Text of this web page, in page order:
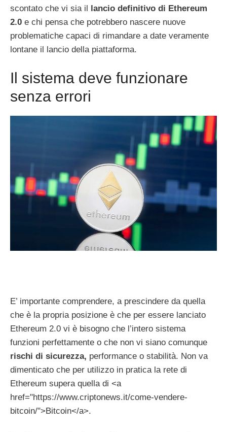
scontato che vi sia il lancio definitivo di Ethereum
2.0 e chi pensa che potrebbero nascere nuove
problematiche capaci di rimandare a date veramente
lontane il lancio della piattaforma.
Il sistema deve funzionare
senza errori
E’ importante comprendere, a prescindere da quella
che è la propria posizione è che per essere lanciato
Ethereum 2.0 vi è bisogno che l’intero sistema
funzioni perfettamente o che non vi siano comunque
rischi di sicurezza, performance o stabilità. Non va
dimenticato che per utilizzo in pratica la rete di
Ethereum supera quella di <a
href="https://www.criptonews.it/come-vendere-
bitcoin/">Bitcoin</a>.